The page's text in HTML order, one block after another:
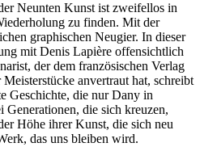
Neunten Kunst ist zweifellos in
zu finden. Mit der
graphischen Neugier. In dieser
mit Denis Lapière offensichtlich
der dem französischen Verlag
anvertraut hat, schreibt
Geschichte, die nur Dany in
die sich kreuzen,
Höhe ihrer Kunst, die sich neu
das uns bleiben wird.